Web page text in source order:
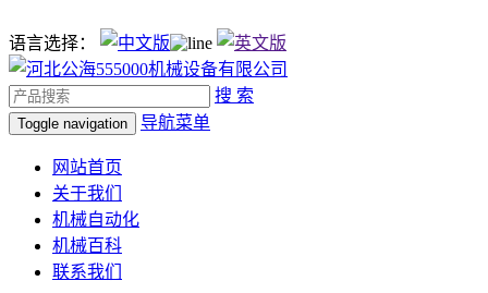
语言选择：
搜 索
Toggle navigation 导航菜单
网站首页
关于我们
机械自动化
机械百科
联系我们